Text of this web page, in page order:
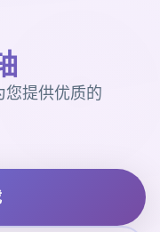
您提供优质的